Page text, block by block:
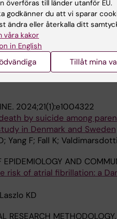
Lovik A; Wei D;
2024;22(1):63
subsequent risk of
using the UK Biobank
Song H; Yin L; Kaijser M;
Duan M
2024;21(1):e1004322
by suicide among
in Denmark and Sweden
Yang F; Fall K;
EPIDEMIOLOGY AND
risk of atrial fibrillation: a
KD
RESEARCH METHODOLOGY.
överföras till länder utanför EU.
godkänner du att vi sparar
ändra eller återkalla ditt
våra kakor
in English
Tillåt mina